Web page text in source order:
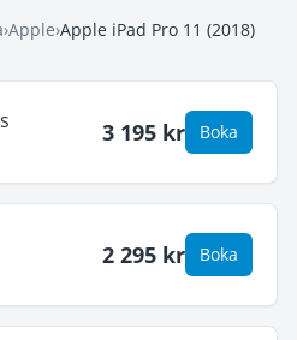
›Apple›Apple iPad Pro 11 (2018)
3 195 kr Boka
2 295 kr Boka